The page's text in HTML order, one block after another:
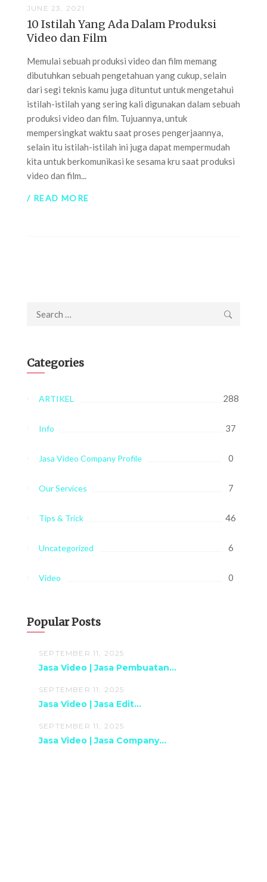
JUNE 23, 2021
10 Istilah Yang Ada Dalam Produksi
Video dan Film
Memulai sebuah produksi video dan film memang
dibutuhkan sebuah pengetahuan yang cukup, selain
dari segi teknis kamu juga dituntut untuk mengetahui
istilah-istilah yang sering kali digunakan dalam sebuah
produksi video dan film. Tujuannya, untuk
mempersingkat waktu saat proses pengerjaannya,
selain itu istilah-istilah ini juga dapat mempermudah
kita untuk berkomunikasi ke sesama kru saat produksi
video dan film...
/ READ MORE
Search
Categories
ARTIKEL 288
Info 37
Jasa Video Company Profile 0
Our Services 7
Tips & Trick 46
Uncategorized 6
Video 0
Popular Posts
SEPTEMBER 11, 2025
Jasa Video | Jasa Pembuatan...
SEPTEMBER 11, 2025
Jasa Video | Jasa Edit...
SEPTEMBER 11, 2025
Jasa Video | Jasa Company...